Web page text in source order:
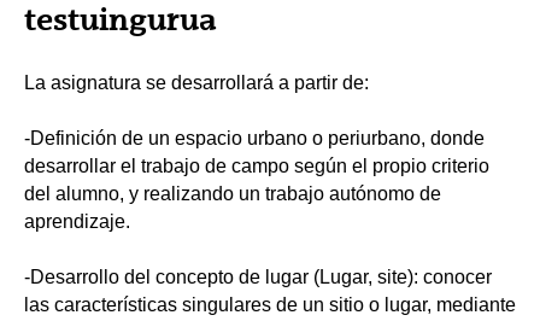
testuingurua
La asignatura se desarrollará a partir de:
-Definición de un espacio urbano o periurbano, donde
desarrollar el trabajo de campo según el propio criterio
del alumno, y realizando un trabajo autónomo de
aprendizaje.
-Desarrollo del concepto de lugar (Lugar, site): conocer
las características singulares de un sitio o lugar, mediante